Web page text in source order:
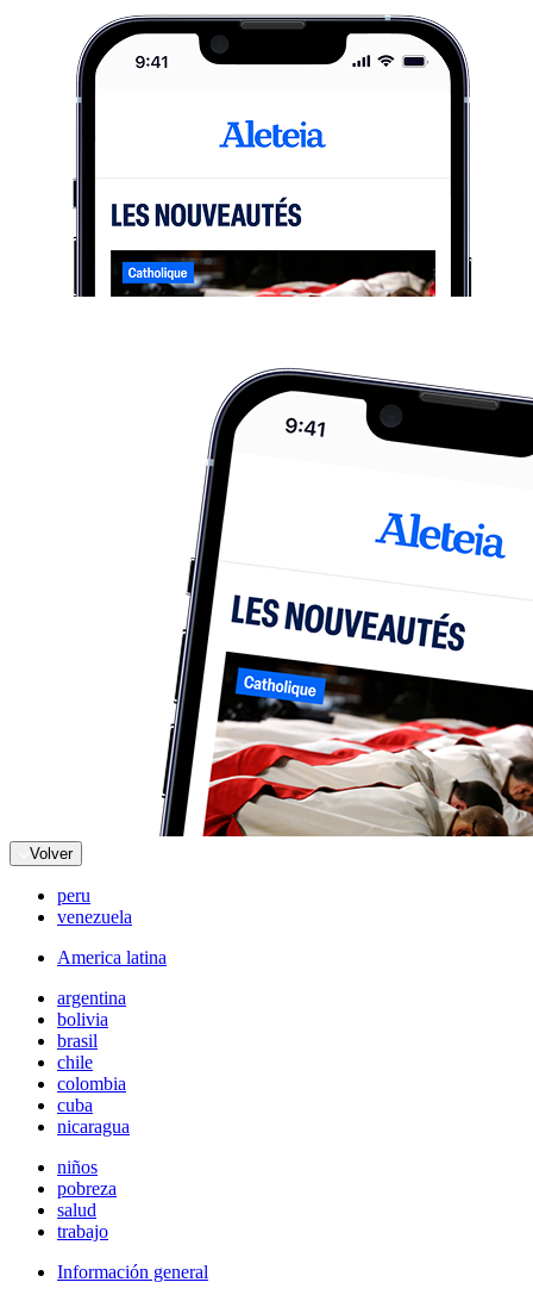
Volver
peru
venezuela
America latina
argentina
bolivia
brasil
chile
colombia
cuba
nicaragua
niños
pobreza
salud
trabajo
Información general